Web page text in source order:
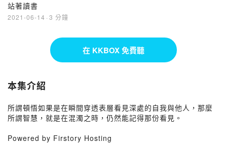
站著讀書
2021-06-14 · 3 分鐘
在 KKBOX 免費聽
本集介紹
所謂頓悟如果是在瞬間穿透表層看見深處的自我與他人，那麼
所謂智慧，就是在混濁之時，仍然能記得那份看見。
Powered by Firstory Hosting